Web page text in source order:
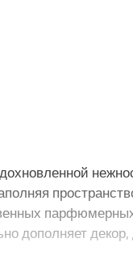
дополняет декор,